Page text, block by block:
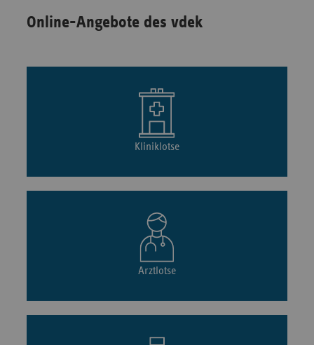
Online-Angebote des vdek
Kliniklotse
Arztlotse